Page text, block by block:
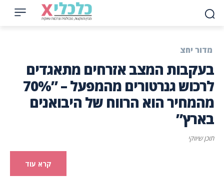
מדור יחצ
בעקבות המצב אזרחים מתאגדים
לרכוש גנרטורים מהמפעל – ”70%
מהמחיר הוא הרווח של היבואנים
בארץ”
תוכן שיווקי
קרא עוד